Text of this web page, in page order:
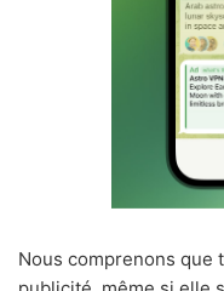
Nous comprenons que